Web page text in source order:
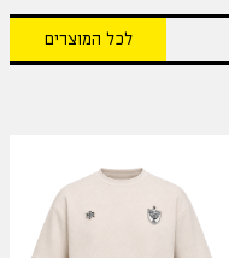
לכל המוצרים